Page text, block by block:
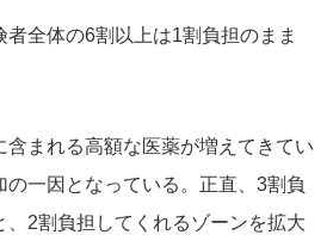
者全体の6割以上は1割負担のまま
含まれる高額な医薬が増えてきてい
の一因となっている。正直、3割負
、2割負担してくれるゾーンを拡大